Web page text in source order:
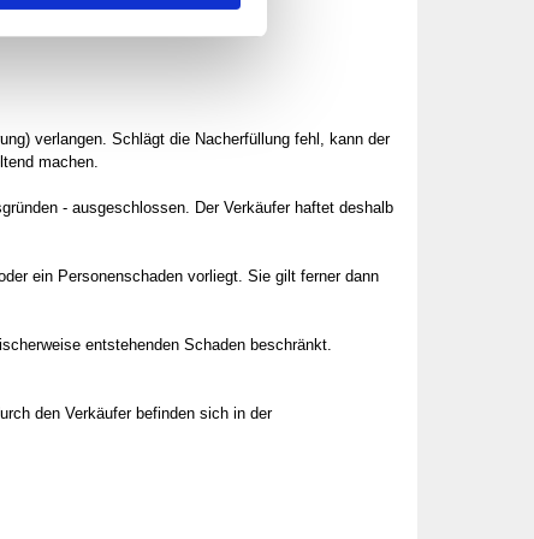
verlangen. Schlägt die Nacherfüllung fehl, kann der
machen.
- ausgeschlossen. Der Verkäufer haftet deshalb
ein Personenschaden vorliegt. Sie gilt ferner dann
entstehenden Schaden beschränkt.
den Verkäufer befinden sich in der